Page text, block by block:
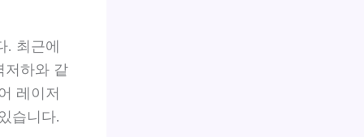
. 최근에
저하와 같
레이저
습니다.